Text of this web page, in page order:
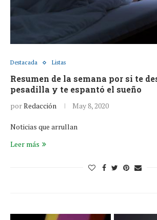
Destacada Listas
Resumen de la semana por si te
pesadilla y te espantó el sueño
porRedacción May 8, 2020
Noticias que arrullan
Leer más